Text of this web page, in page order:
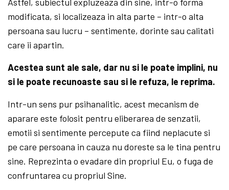
modificata, si localizeaza in alta parte – intr-o alta
persoana sau lucru – sentimente, dorinte sau calitati
care ii apartin.
Acestea sunt ale sale, dar nu si le poate implini, nu
si le poate recunoaste sau si le refuza, le reprima.
Intr-un sens pur psihanalitic, acest mecanism de
aparare este folosit pentru eliberarea de senzatii,
emotii si sentimente percepute ca fiind neplacute si
pe care persoana in cauza nu doreste sa le tina pentru
sine. Reprezinta o evadare din propriul Eu, o fuga de
confruntarea cu propriul Sine.